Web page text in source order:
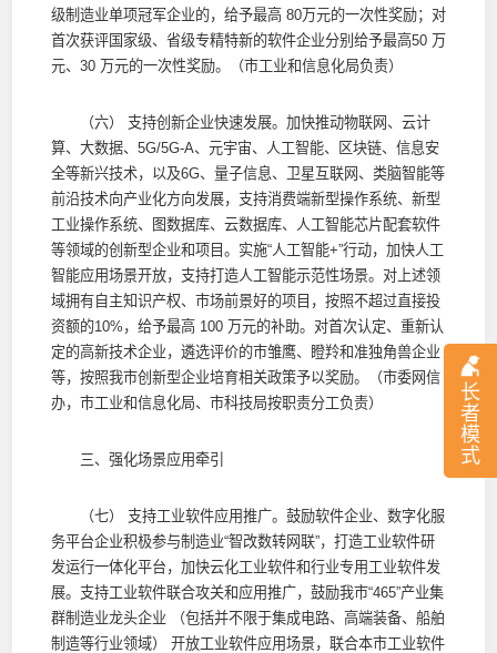
长
者
模
式
级制造业单项冠军企业的，给予最高 80万元的一次性奖励；对
首次获评国家级、省级专精特新的软件企业分别给予最高50 万
元、30 万元的一次性奖励。（市工业和信息化局负责）
（六） 支持创新企业快速发展。加快推动物联网、云计
算、大数据、5G/5G-A、元宇宙、人工智能、区块链、信息安
全等新兴技术，以及6G、量子信息、卫星互联网、类脑智能等
前沿技术向产业化方向发展，支持消费端新型操作系统、新型
工业操作系统、图数据库、云数据库、人工智能芯片配套软件
等领域的创新型企业和项目。实施“人工智能+”行动，加快人工
智能应用场景开放，支持打造人工智能示范性场景。对上述领
域拥有自主知识产权、市场前景好的项目，按照不超过直接投
资额的10%，给予最高 100 万元的补助。对首次认定、重新认
定的高新技术企业，遴选评价的市雏鹰、瞪羚和准独角兽企业
等，按照我市创新型企业培育相关政策予以奖励。（市委网信
办，市工业和信息化局、市科技局按职责分工负责）
三、强化场景应用牵引
（七） 支持工业软件应用推广。鼓励软件企业、数字化服
务平台企业积极参与制造业“智改数转网联”，打造工业软件研
发运行一体化平台，加快云化工业软件和行业专用工业软件发
展。支持工业软件联合攻关和应用推广，鼓励我市“465”产业集
群制造业龙头企业 （包括并不限于集成电路、高端装备、船舶
制造等行业领域） 开放工业软件应用场景，联合本市工业软件